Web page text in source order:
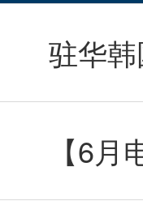
驻华
【6